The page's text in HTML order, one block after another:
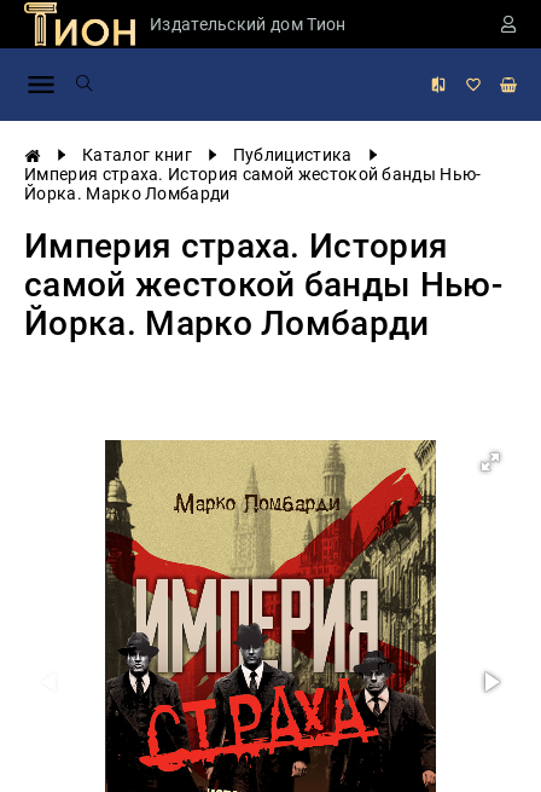
Издательский дом Тион
Каталог книг
Публицистика
Империя страха. История самой жестокой банды Нью-
Йорка. Марко Ломбарди
Империя страха. История
самой жестокой банды Нью-
Йорка. Марко Ломбарди
Занимательная
России
Мировая
Экономика
и
приключения
будущего
Публицистика
Проза
Тайное и
непознанное
Философия
Военная